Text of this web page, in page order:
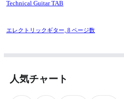
Technical Guitar TAB
エレクトリックギター, 8 ページ数
人気チャート